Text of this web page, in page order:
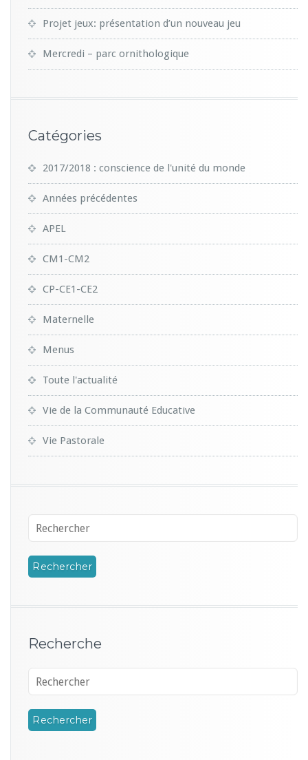
Projet jeux: présentation d’un nouveau jeu
Mercredi – parc ornithologique
Catégories
2017/2018 : conscience de l'unité du monde
Années précédentes
APEL
CM1-CM2
CP-CE1-CE2
Maternelle
Menus
Toute l'actualité
Vie de la Communauté Educative
Vie Pastorale
Recherche